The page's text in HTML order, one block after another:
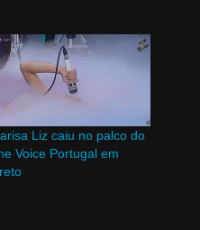
Liz caiu no palco do
Voice Portugal em